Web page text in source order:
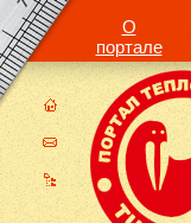
О
портале